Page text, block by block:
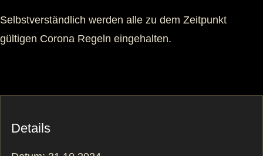
Selbstverständlich werden alle zu dem Zeitpunkt
gültigen Corona Regeln eingehalten.
Details